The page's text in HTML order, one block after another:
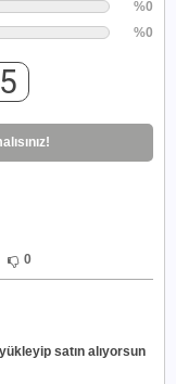
%0
%0
5
0
satın alıyorsun